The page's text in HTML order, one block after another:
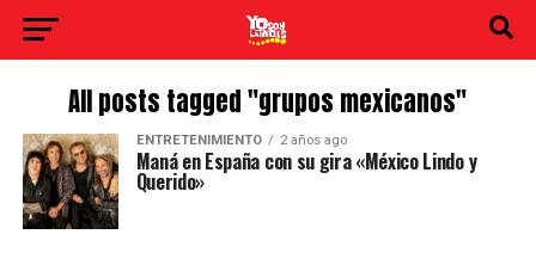
All posts tagged "grupos mexicanos"
ENTRETENIMIENTO 2 años ago
Maná en España con su gira «México Lindo y
Querido»